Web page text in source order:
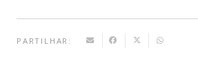
PARTILHAR: